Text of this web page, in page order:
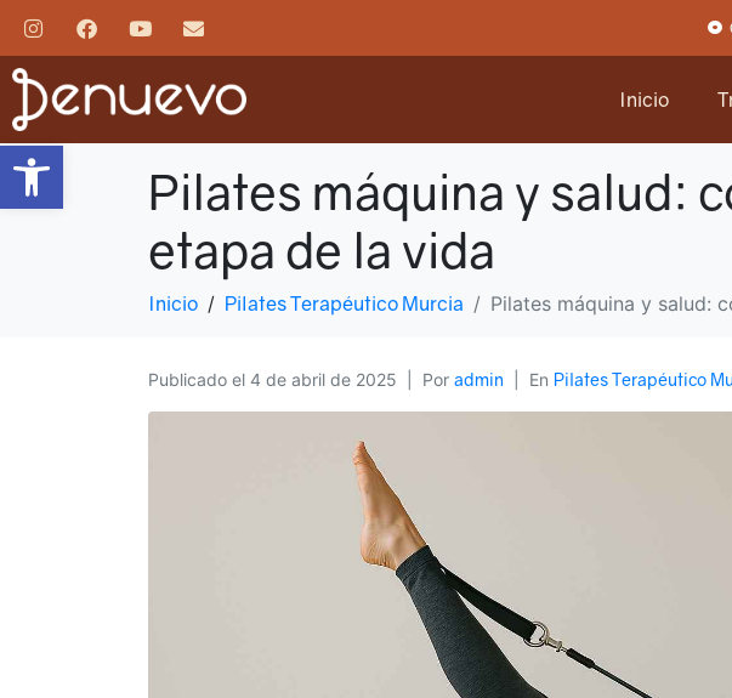
Abrir barra de herramientas
Inicio
Pilates máquina y salud:
etapa de la vida
Inicio Pilates Terapéutico Murcia Pilates máquina y salud:
Publicado el 4 de abril de 2025 Por admin En Pilates Terapéutico